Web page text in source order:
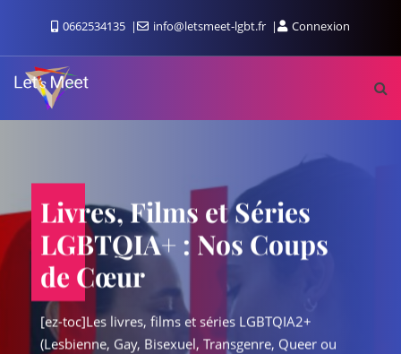
0662534135 info@letsmeet-lgbt.fr Connexion
Livres, Films et Séries
LGBTQIA+ : Nos Coups
de Cœur
[ez-toc]Les livres, films et séries LGBTQIA2+
(Lesbienne, Gay, Bisexuel, Transgenre, Queer ou